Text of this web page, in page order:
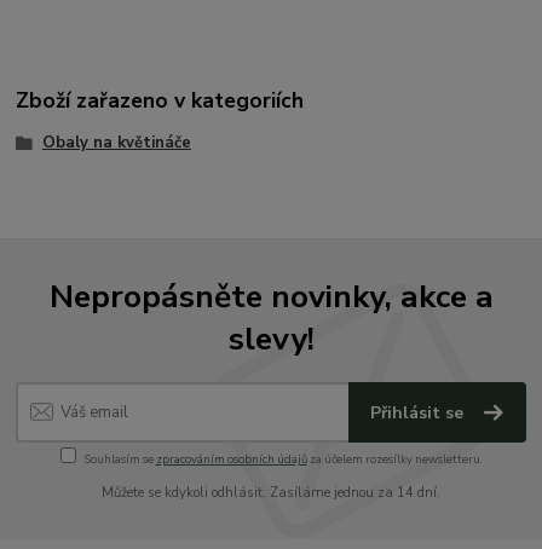
Zboží zařazeno v kategoriích
Obaly na květináče
Nepropásněte novinky, akce a
slevy!
Přihlásit se
Souhlasím se zpracováním osobních údajůza účelem rozesílky newsletteru.
Můžete se kdykoli odhlásit. Zasíláme jednou za 14 dní.